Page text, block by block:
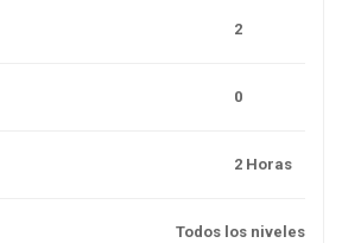
2
0
2 Horas
Todos los niveles